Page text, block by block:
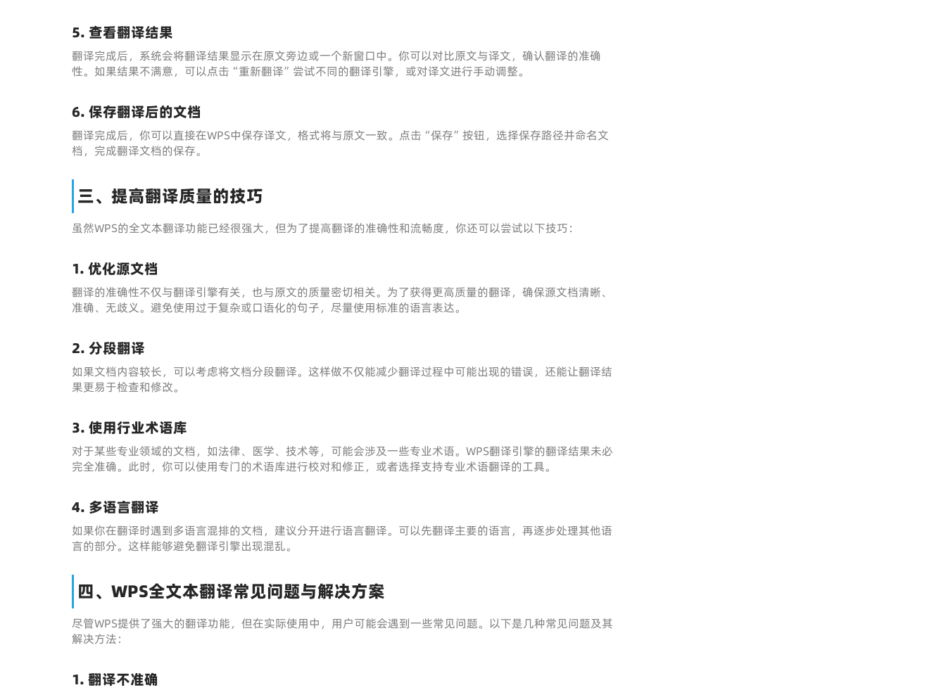
5. 查看翻译结果
翻译完成后，系统会将翻译结果显示在原文旁边或一个新窗口中。你可以对比原文与译文，确认翻译的准确
性。如果结果不满意，可以点击“重新翻译”尝试不同的翻译引擎，或对译文进行手动调整。
6. 保存翻译后的文档
翻译完成后，你可以直接在WPS中保存译文，格式将与原文一致。点击“保存”按钮，选择保存路径并命名文
档，完成翻译文档的保存。
三、提高翻译质量的技巧
虽然WPS的全文本翻译功能已经很强大，但为了提高翻译的准确性和流畅度，你还可以尝试以下技巧：
1. 优化源文档
翻译的准确性不仅与翻译引擎有关，也与原文的质量密切相关。为了获得更高质量的翻译，确保源文档清晰、
准确、无歧义。避免使用过于复杂或口语化的句子，尽量使用标准的语言表达。
2. 分段翻译
如果文档内容较长，可以考虑将文档分段翻译。这样做不仅能减少翻译过程中可能出现的错误，还能让翻译结
果更易于检查和修改。
3. 使用行业术语库
对于某些专业领域的文档，如法律、医学、技术等，可能会涉及一些专业术语。WPS翻译引擎的翻译结果未必
完全准确。此时，你可以使用专门的术语库进行校对和修正，或者选择支持专业术语翻译的工具。
4. 多语言翻译
如果你在翻译时遇到多语言混排的文档，建议分开进行语言翻译。可以先翻译主要的语言，再逐步处理其他语
言的部分。这样能够避免翻译引擎出现混乱。
四、WPS全文本翻译常见问题与解决方案
尽管WPS提供了强大的翻译功能，但在实际使用中，用户可能会遇到一些常见问题。以下是几种常见问题及其
解决方法：
1. 翻译不准确